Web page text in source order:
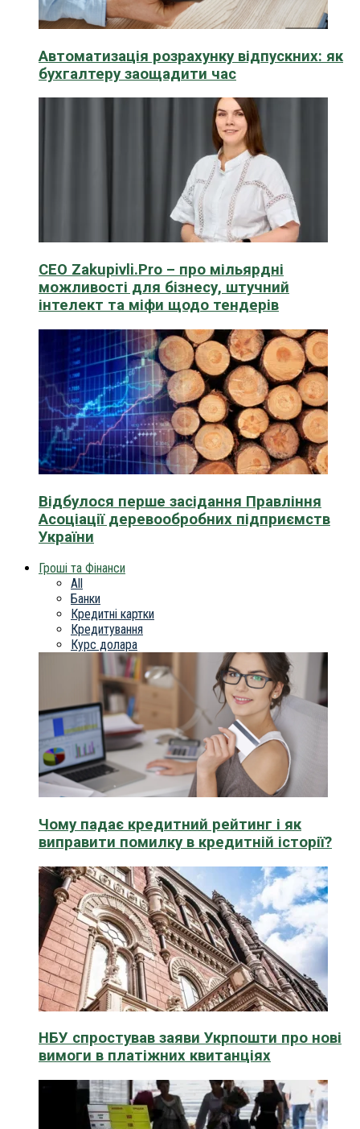
Автоматизація розрахунку відпускних: як
бухгалтеру заощадити час
CEO Zakupivli.Pro – про мільярдні
можливості для бізнесу, штучний
інтелект та міфи щодо тендерів
Відбулося перше засідання Правління
Асоціації деревообробних підприємств
України
Гроші та Фінанси
All
Банки
Кредитні картки
Кредитування
Курс долара
Чому падає кредитний рейтинг і як
виправити помилку в кредитній історії?
НБУ спростував заяви Укрпошти про нові
вимоги в платіжних квитанціях